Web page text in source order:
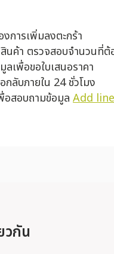
การเพิ่มลงตะกร้า
นค้า ตรวจสอบจำนวนที่
เพื่อขอใบเสนอราคา
ลับภายใน 24 ชั่วโมง
อสอบถามข้อมูล Add line
วกัน